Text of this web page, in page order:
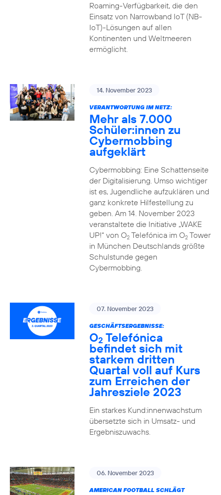
Roaming-Verfügbarkeit, die den
Einsatz von Narrowband IoT (NB-
IoT)-Lösungen auf allen
Kontinenten und Weltmeeren
ermöglicht.
14. November 2023
VERANTWORTUNG IM NETZ:
Mehr als 7.000
Schüler:innen zu
Cybermobbing
aufgeklärt
Cybermobbing: Eine Schattenseite
der Digitalisierung. Umso wichtiger
ist es, Jugendliche aufzuklären und
ganz konkrete Hilfestellung zu
geben. Am 14. November 2023
veranstaltete die Initiative „WAKE
UP!“ von O2Telefónica im O2Tower
in München Deutschlands größte
Schulstunde gegen
Cybermobbing.
07. November 2023
GESCHÄFTSERGEBNISSE:
O2 Telefónica
befindet sich mit
starkem dritten
Quartal voll auf Kurs
zum Erreichen der
Jahresziele 2023
Ein starkes Kund:innenwachstum
übersetzte sich in Umsatz- und
Ergebniszuwachs.
06. November 2023
AMERICAN FOOTBALL SCHLÄGT